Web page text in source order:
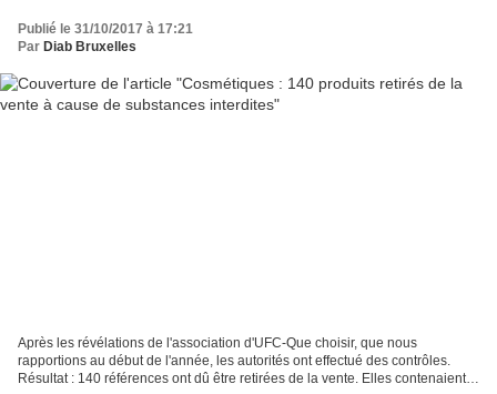
Publié le 31/10/2017 à 17:21
Par Diab Bruxelles
Après les révélations de l'association d'UFC-Que choisir, que nous
rapportions au début de l'année, les autorités ont effectué des contrôles.
Résultat : 140 références ont dû être retirées de la vente. Elles contenaient